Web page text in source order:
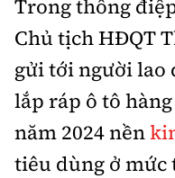
Cơ quan chủ quản: Bộ
Tổng biên tập:Nguyễn
Trưởng ban Ô tô - Xe
Giấy phép số: 03/
Chuyên trang của Báo
Trong thông
Chủ tịch HĐQT
gửi tới người lao
lắp ráp ô tô
năm 2024 nền
tiêu dùng ở mức